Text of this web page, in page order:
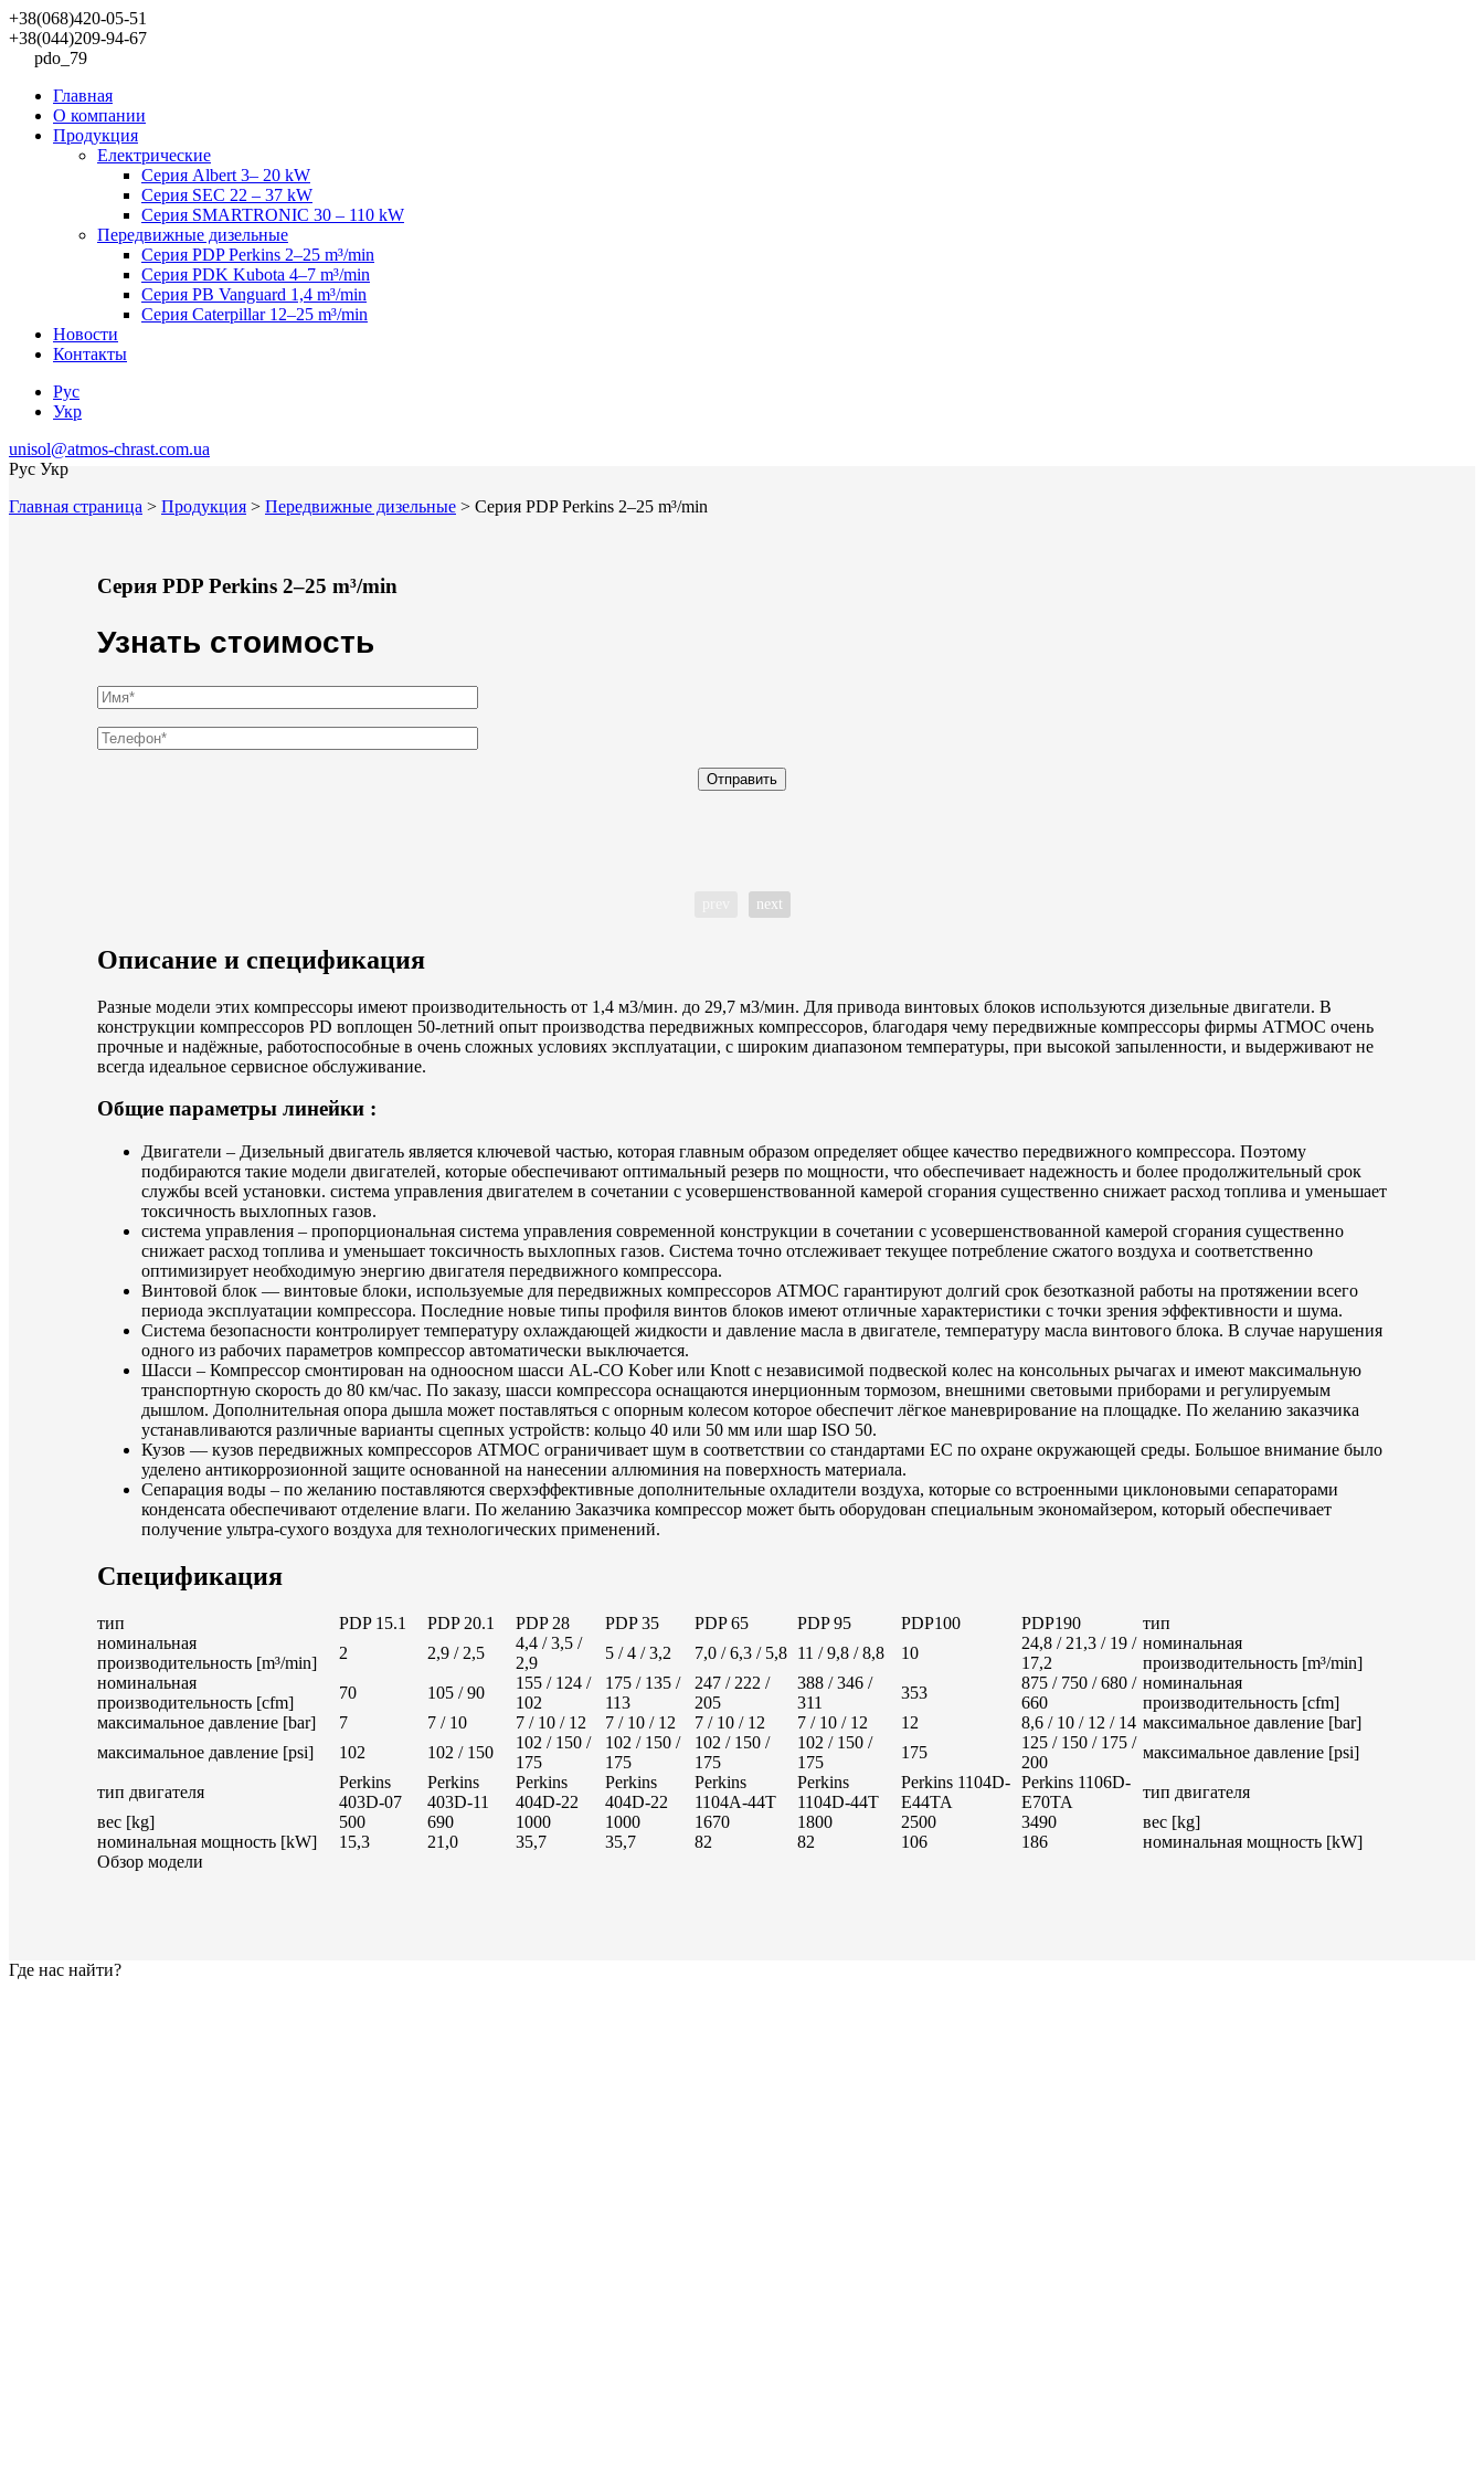
+38(068)420-05-51
+38(044)209-94-67
pdo_79
Главная
О компании
Продукция
Електрические
Cерия Albert 3– 20 kW
Серия SEC 22 – 37 kW
Cерия SMARTRONIC 30 – 110 kW
Передвижные дизельные
Cерия PDP Perkins 2–25 m³/min
Cерия PDK Kubota 4–7 m³/min
Cерия PB Vanguard 1,4 m³/min
Cерия Caterpillar 12–25 m³/min
Новости
Контакты
Рус
Укр
unisol@atmos-chrast.com.ua
Рус Укр
Главная страница > Продукция > Передвижные дизельные > Cерия PDP Perkins 2–25 m³/min
Cерия PDP Perkins 2–25 m³/min
Узнать стоимость
Отправить
next
Описание и спецификация
Разные модели этих компрессоры имеют производительность от 1,4 м3/мин. до 29,7 м3/мин. Для привода винтовых блоков используются дизельные двигатели. В
конструкции компрессоров PD воплощен 50-летний опыт производства передвижных компрессоров, благодаря чему передвижные компрессоры фирмы АТМОС очень
прочные и надёжные, работоспособные в очень сложных условиях эксплуатации, с широким диапазоном температуры, при высокой запыленности, и выдерживают не
всегда идеальное сервисное обслуживание.
Общие параметры линейки :
Двигатели – Дизельный двигатель является ключевой частью, которая главным образом определяет общее качество передвижного компрессора. Поэтому
подбираются такие модели двигателей, которые обеспечивают оптимальный резерв по мощности, что обеспечивает надежность и более продолжительный срок
службы всей установки. система управления двигателем в сочетании с усовершенствованной камерой сгорания существенно снижает расход топлива и уменьшает
токсичность выхлопных газов.
система управления – пропорциональная система управления современной конструкции в сочетании с усовершенствованной камерой сгорания существенно
снижает расход топлива и уменьшает токсичность выхлопных газов. Система точно отслеживает текущее потребление сжатого воздуха и соответственно
оптимизирует необходимую энергию двигателя передвижного компрессора.
Винтовой блок — винтовые блоки, используемые для передвижных компрессоров ATMOС гарантируют долгий срок безотказной работы на протяжении всего
периода эксплуатации компрессора. Последние новые типы профиля винтов блоков имеют отличные характеристики с точки зрения эффективности и шума.
Система безопасности контролирует температуру охлаждающей жидкости и давление масла в двигателе, температуру масла винтового блока. В случае нарушения
одного из рабочих параметров компрессор автоматически выключается.
Шасси – Компрессор смонтирован на одноосном шасси AL-CO Kober или Knott с независимой подвеской колес на консольных рычагах и имеют максимальную
транспортную скорость до 80 км/час. По заказу, шасси компрессора оснащаются инерционным тормозом, внешними световыми приборами и регулируемым
дышлом. Дополнительная опора дышла может поставляться с опорным колесом которое обеспечит лёгкое маневрирование на площадке. По желанию заказчика
устанавливаются различные варианты сцепных устройств: кольцо 40 или 50 мм или шар ISO 50.
Кузов — кузов передвижных компрессоров ATMOС ограничивает шум в соответствии со стандартами ЕС по охране окружающей среды. Большое внимание было
уделено антикоррозионной защите основанной на нанесении аллюминия на поверхность материала.
Сепарация воды – по желанию поставляются сверхэффективные дополнительные охладители воздуха, которые со встроенными циклоновыми сепараторами
конденсата обеспечивают отделение влаги. По желанию Заказчика компрессор может быть оборудован специальным экономайзером, который обеспечивает
получение ультра-сухого воздуха для технологических применений.
Cпецификация
тип PDP 15.1 PDP 20.1 PDP 28 PDP 35 PDP 65 PDP 95 PDP100 PDP190
тип
номинальная
производительность [m³/min]
2 2,9 / 2,5
4,4 / 3,5 /
2,9
5 / 4 / 3,2 7,0 / 6,3 / 5,8 11 / 9,8 / 8,8 10
24,8 / 21,3 / 19 /
17,2
номинальная
производительность [m³/min]
номинальная
производительность [cfm]
70 105 / 90
155 / 124 /
102
175 / 135 /
113
247 / 222 /
205
388 / 346 /
311
353
875 / 750 / 680 /
660
номинальная
производительность [cfm]
максимальное давление [bar]
7 7 / 10 7 / 10 / 12 7 / 10 / 12 7 / 10 / 12 7 / 10 / 12 12 8,6 / 10 / 12 / 14 максимальное давление [bar]
максимальное давление [psi]
102 102 / 150
102 / 150 /
175
102 / 150 /
175
102 / 150 /
175
102 / 150 /
175
175
125 / 150 / 175 /
200
максимальное давление [psi]
тип двигателя
Perkins
403D-07
Perkins
403D-11
Perkins
404D-22
Perkins
404D-22
Perkins
1104A-44T
Perkins
1104D-44T
Perkins 1104D-
E44TA
Perkins 1106D-
E70TA
тип двигателя
вес [kg]
500 690 1000 1000 1670 1800 2500 3490
вес [kg]
номинальная мощность [kW]
15,3 21,0 35,7 35,7 82 82 106 186
номинальная мощность [kW]
Обзор модели
Где нас найти?